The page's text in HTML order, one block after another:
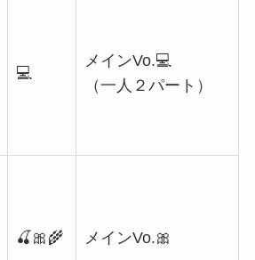
💻
メインVo.💻
（一人２パート）
🍒🎀🌾 メインVo.🎀